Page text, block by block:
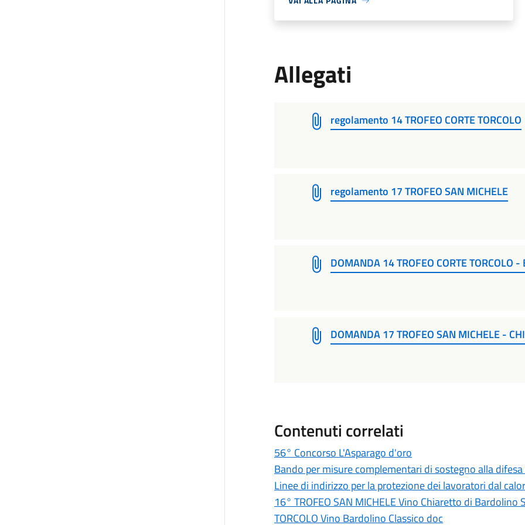
Allegati
regolamento 14 TROFEO CORTE TORCOLO
regolamento 17 TROFEO SAN MICHELE
DOMANDA 14 TROFEO CORTE TORCOLO -
DOMANDA 17 TROFEO SAN MICHELE -
Contenuti correlati
56° Concorso L'Asparago d'oro
Bando per misure complementari di sostegno alla
Linee di indirizzo per la protezione dei lavoratori dal
16° TROFEO SAN MICHELE Vino Chiaretto di Bardolino
TORCOLO Vino Bardolino Classico doc